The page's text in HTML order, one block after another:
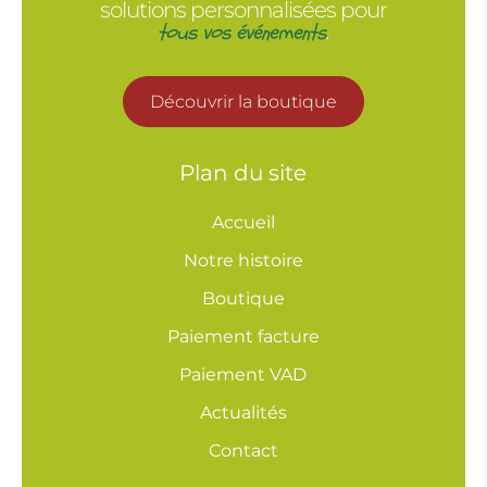
solutions personnalisées pour
tous vos événements.
Découvrir la boutique
Plan du site
Accueil
Notre histoire
Boutique
Paiement facture
Paiement VAD
Actualités
Contact